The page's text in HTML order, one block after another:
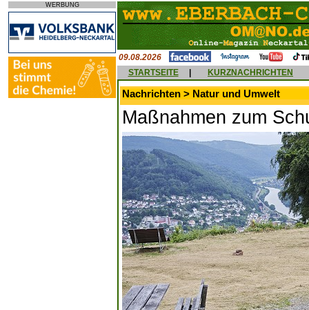
WERBUNG
09.08.2026
STARTSEITE
KURZNACHRICHTEN
Nachrichten > Natur und Umwelt
Maßnahmen zum